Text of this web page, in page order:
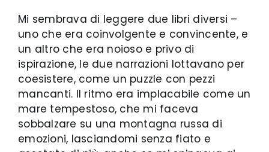
Mi sembrava di leggere due libri diversi –
uno che era coinvolgente e convincente, e
un altro che era noioso e privo di
ispirazione, le due narrazioni lottavano per
coesistere, come un puzzle con pezzi
mancanti. Il ritmo era implacabile come un
mare tempestoso, che mi faceva
sobbalzare su una montagna russa di
emozioni, lasciandomi senza fiato e